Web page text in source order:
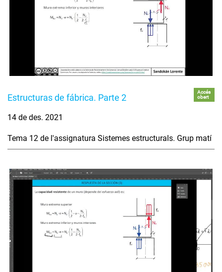
Estructuras de fábrica. Parte 2
Accés
obert
14 de des. 2021
Tema 12 de l'assignatura Sistemes estructurals. Grup matí